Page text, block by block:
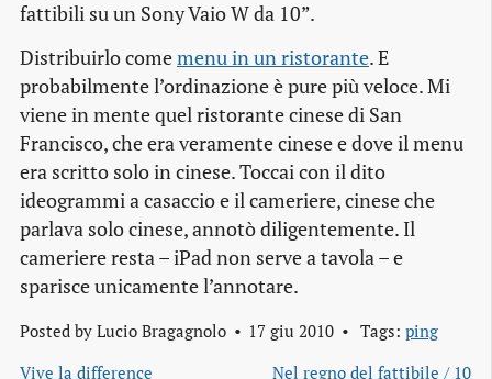
fattibili su un Sony Vaio W da 10”.
Distribuirlo comemenu in un ristorante. E
probabilmente l’ordinazione è pure più veloce. Mi
viene in mente quel ristorante cinese di San
Francisco, che eraveramentecinese e dove il menu
era scritto solo in cinese. Toccai con il dito
ideogrammi a casaccio e il cameriere, cinese che
parlava solo cinese, annotò diligentemente. Il
cameriere resta – iPad non serve a tavola – e
sparisce unicamente l’annotare.
Posted by Lucio Bragagnolo 17 giu 2010 Tags: ping
Vive la difference
Nel regno del fattibile / 10